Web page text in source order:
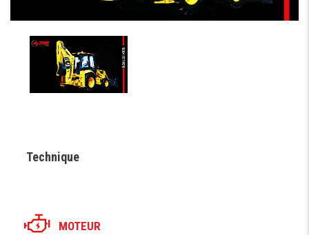
Technique
MOTEUR